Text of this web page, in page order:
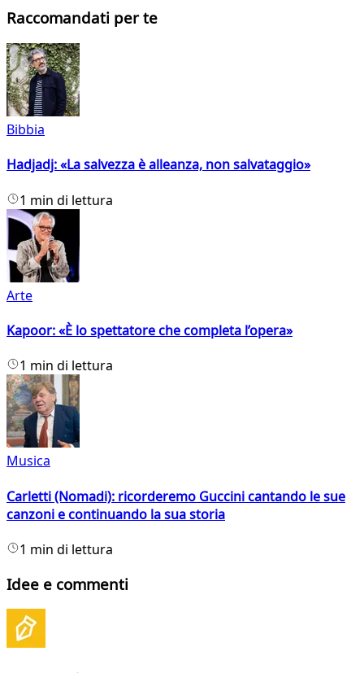
Raccomandati per te
Bibbia
Hadjadj: «La salvezza è alleanza, non salvataggio»
1 min di lettura
Arte
Kapoor: «È lo spettatore che completa l’opera»
1 min di lettura
Musica
Carletti (Nomadi): ricorderemo Guccini cantando le sue
canzoni e continuando la sua storia
1 min di lettura
Idee e commenti